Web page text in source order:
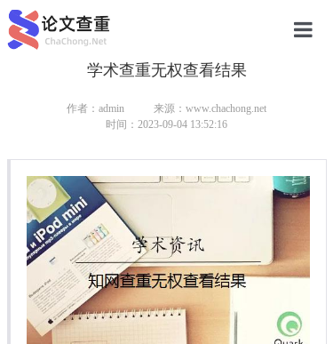
本科论文
硕士论文
博士论文
学术查重无权查看结果
作者：admin
来源：www.chachong.net
时间：2023-09-04 13:52:16